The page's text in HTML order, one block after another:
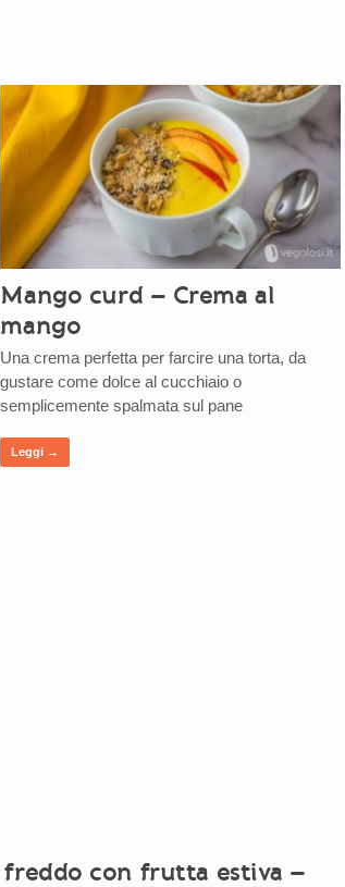
Mango curd – Crema al
mango
Una crema perfetta per farcire una torta, da
gustare come dolce al cucchiaio o
semplicemente spalmata sul pane
Leggi →
freddo con frutta estiva –